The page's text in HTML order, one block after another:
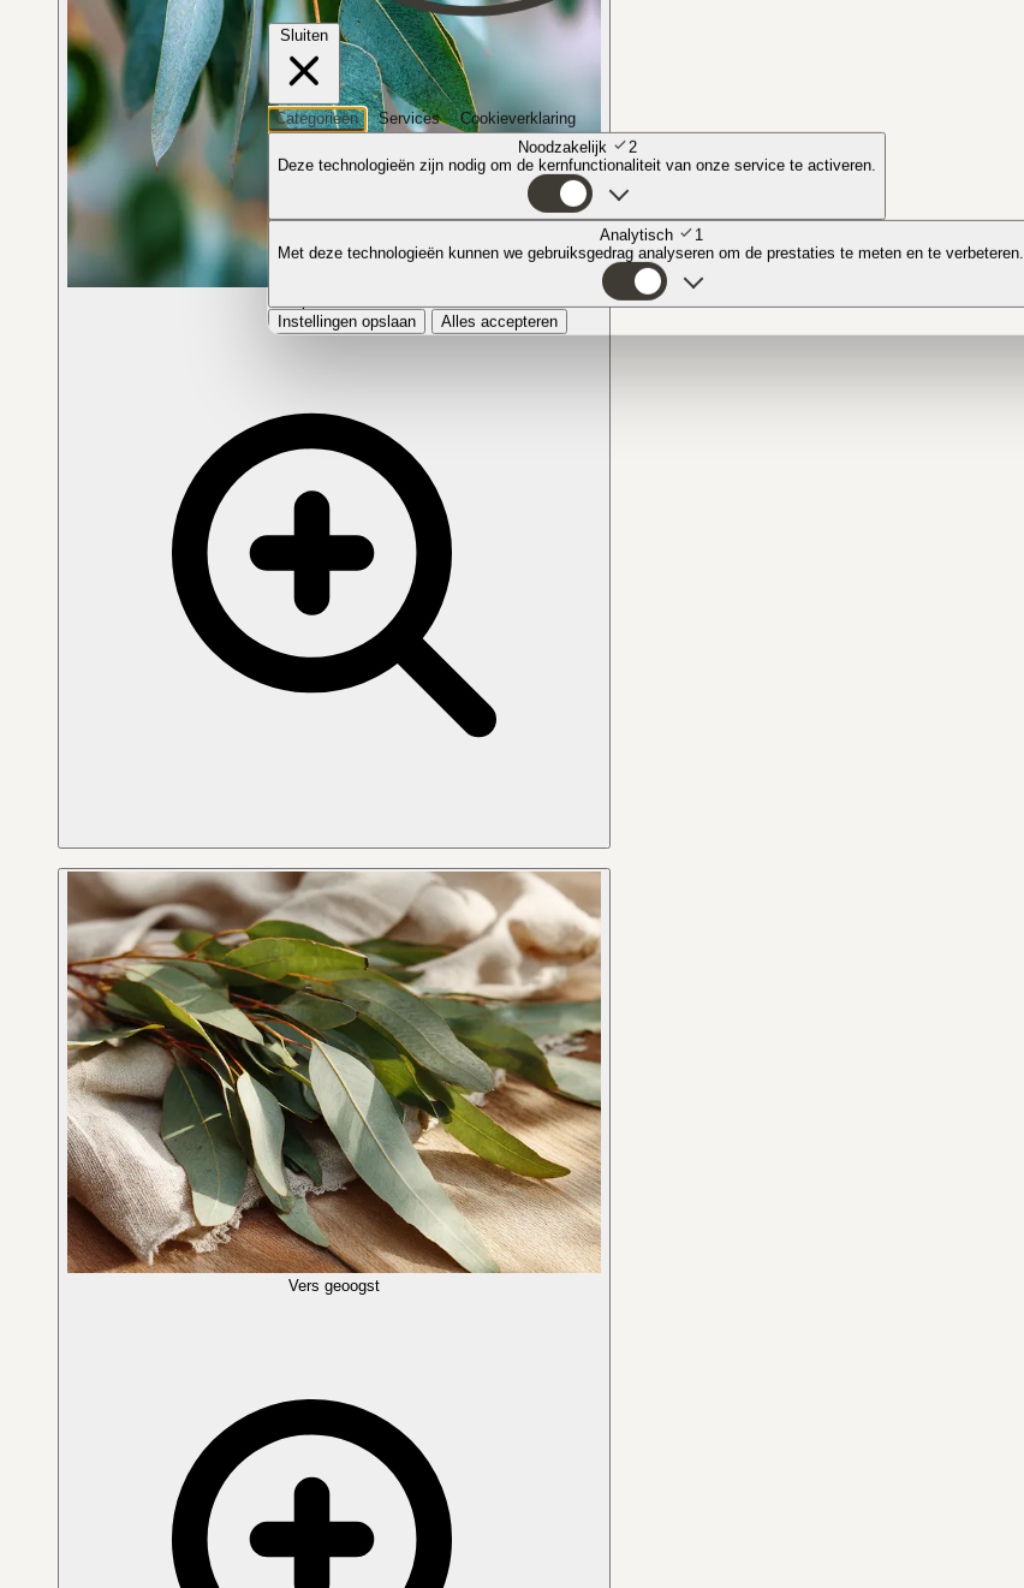
Vers geoogst
Sluiten
Categorieën Services
Cookieverklaring
Noodzakelijk
2
Deze technologieën zijn nodig om de kernfunctionaliteit van onze service te activeren.
Analytisch
1
Met deze technologieën kunnen we gebruiksgedrag analyseren om de prestaties te meten en te verbeteren.
Instellingen opslaan Alles accepteren